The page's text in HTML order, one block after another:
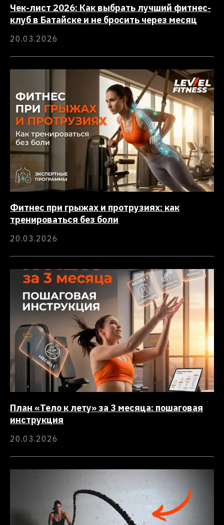
Чек-лист 2026: Как выбрать лучший фитнес-
клуб в Батайске и не бросить через месяц
20.03.2026
Фитнес при грыжах и протрузиях: как
тренироваться без боли
20.03.2026
План «Тело к лету» за 3 месяца: пошаговая
инструкция
20.03.2026